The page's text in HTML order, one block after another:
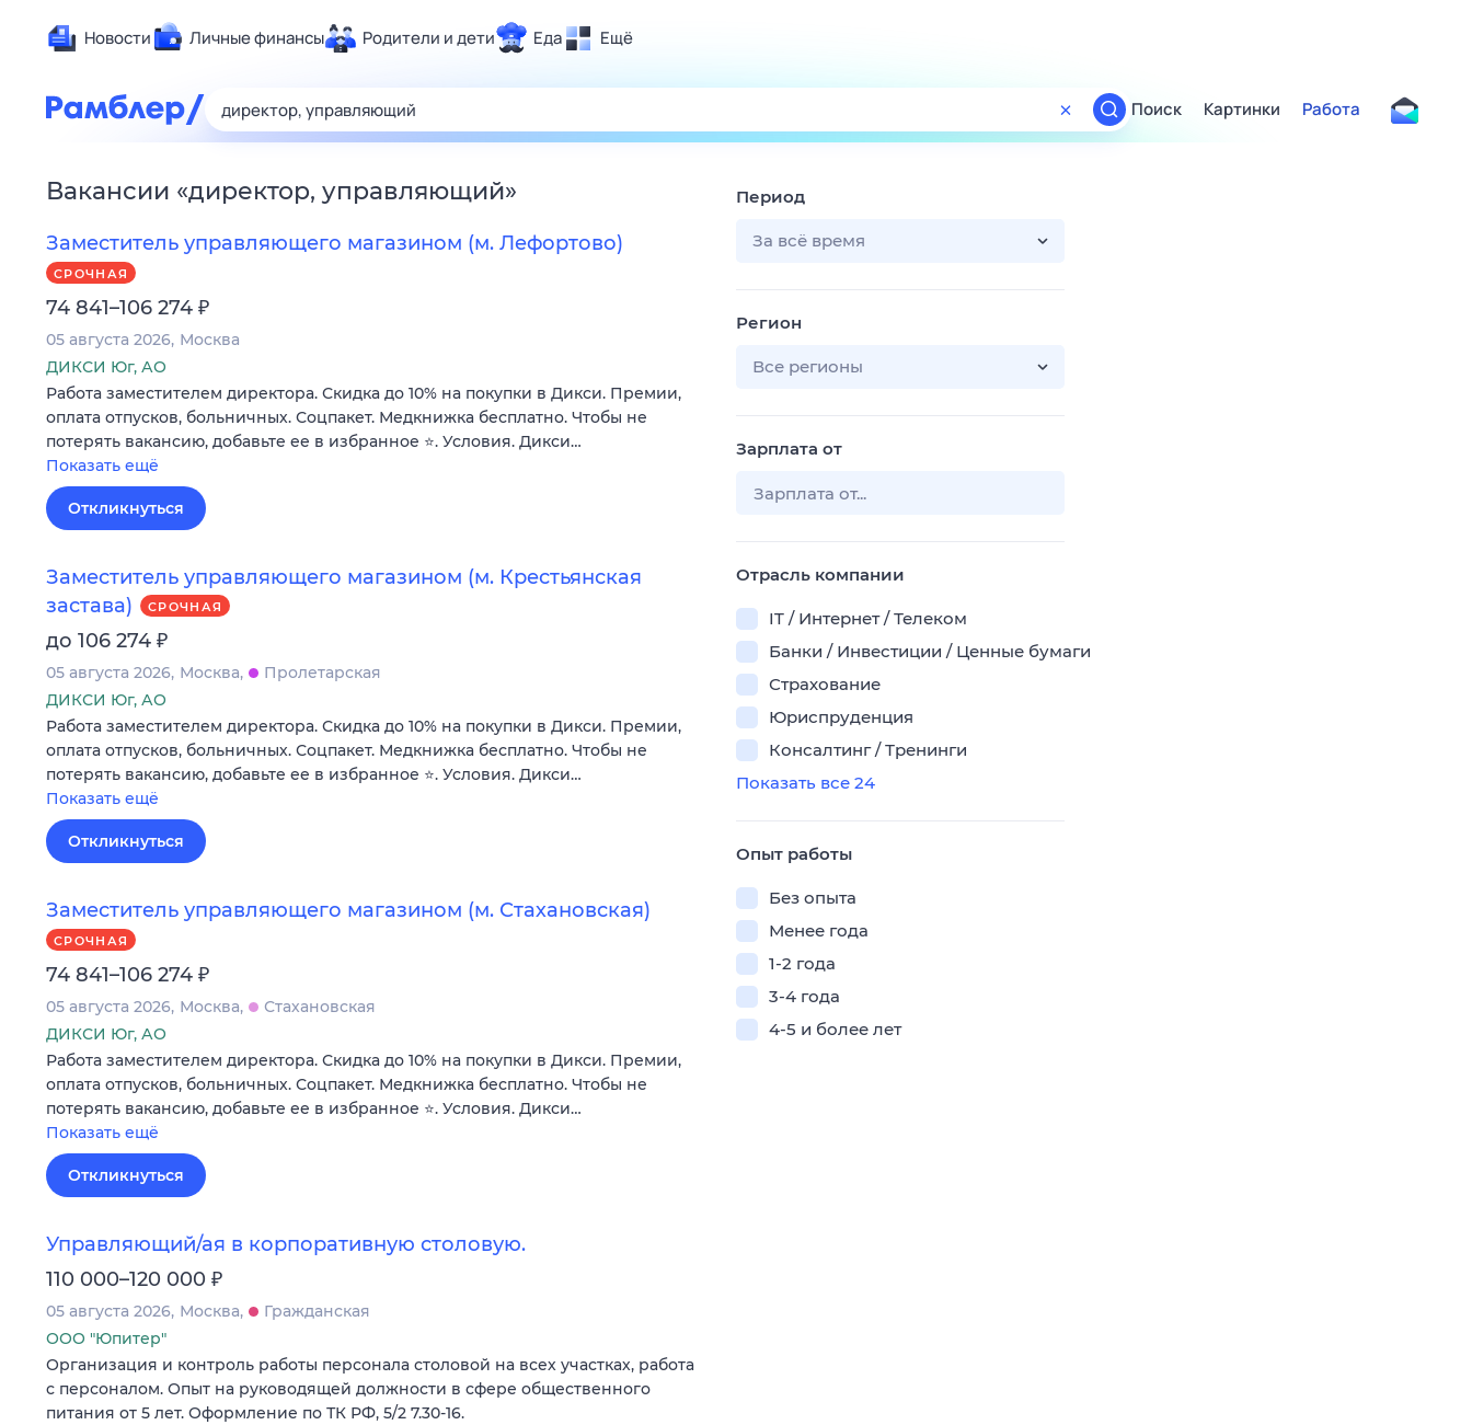
Новости Личные финансы Родители и дети Еда Ещё
Здоровье
Развлечения и отдых
Спорт
Карьера
Гороскопы
Поиск
ТВ-программа
Поиск Картинки Работа
Вакансии «директор, управляющий»
Заместитель управляющего магазином (м. Лефортово)
СРОЧНАЯ
74 841–106 274 ₽
05 августа 2026 Москва
ДИКСИ Юг, АО
Работа заместителем директора. Скидка до 10% на покупки в Дикси. Премии,
оплата отпусков, больничных. Соцпакет. Медкнижка бесплатно. Чтобы не
потерять вакансию, добавьте ее в избранное ⭐. Условия. Дикси…
Показать ещё
Откликнуться
Заместитель управляющего магазином (м. Крестьянская
застава)
СРОЧНАЯ
до 106 274 ₽
05 августа 2026 Москва
Пролетарская
ДИКСИ Юг, АО
Работа заместителем директора. Скидка до 10% на покупки в Дикси. Премии,
оплата отпусков, больничных. Соцпакет. Медкнижка бесплатно. Чтобы не
потерять вакансию, добавьте ее в избранное ⭐. Условия. Дикси…
Показать ещё
Откликнуться
Заместитель управляющего магазином (м. Стахановская)
СРОЧНАЯ
74 841–106 274 ₽
05 августа 2026 Москва
Стахановская
ДИКСИ Юг, АО
Работа заместителем директора. Скидка до 10% на покупки в Дикси. Премии,
оплата отпусков, больничных. Соцпакет. Медкнижка бесплатно. Чтобы не
потерять вакансию, добавьте ее в избранное ⭐. Условия. Дикси…
Показать ещё
Откликнуться
Управляющий/ая в корпоративную столовую.
110 000–120 000 ₽
05 августа 2026 Москва
Гражданская
ООО "Юпитер"
Организация и контроль работы персонала столовой на всех участках, работа
с персоналом. Опыт на руководящей должности в сфере общественного
питания от 5 лет. Оформление по ТК РФ, 5/2 7.30-16.
Период
За всё время
Регион
Все регионы
Зарплата от
Отрасль компании
IT / Интернет / Телеком
Банки / Инвестиции / Ценные бумаги
Страхование
Юриспруденция
Консалтинг / Тренинги
Показать все 24
Опыт работы
Без опыта
Менее года
1-2 года
3-4 года
4-5 и более лет